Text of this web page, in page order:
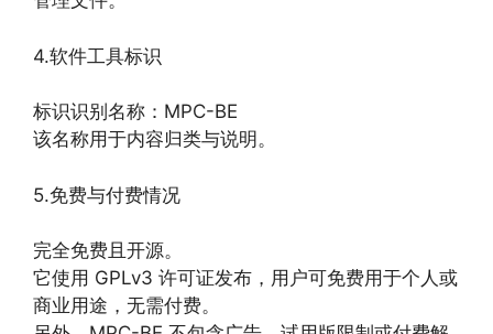
4.软件工具标识
标识识别名称：MPC-BE
该名称用于内容归类与说明。
5.免费与付费情况
完全免费且开源。
它使用 GPLv3 许可证发布，用户可免费用于个人或
商业用途，无需付费。